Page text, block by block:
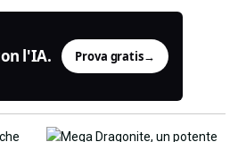
l'IA. Prova gratis→